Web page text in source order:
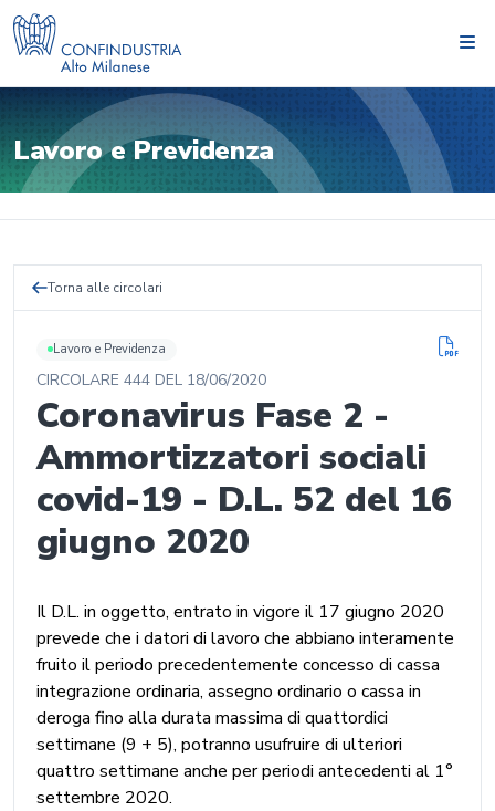
Lavoro e Previdenza
Torna alle circolari
Lavoro e Previdenza
CIRCOLARE 444 DEL 18/06/2020
Coronavirus Fase 2 -
Ammortizzatori sociali
covid-19 - D.L. 52 del 16
giugno 2020
Il D.L. in oggetto, entrato in vigore il 17 giugno 2020
prevede che i datori di lavoro che abbiano interamente
fruito il periodo precedentemente concesso di cassa
integrazione ordinaria, assegno ordinario o cassa in
deroga fino alla durata massima di quattordici
settimane (9 + 5), potranno usufruire di ulteriori
quattro settimane anche per periodi antecedenti al 1°
settembre 2020.